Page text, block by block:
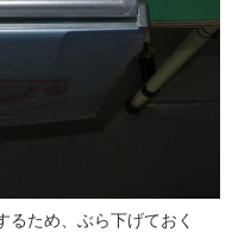
ため、ぶら下げておく